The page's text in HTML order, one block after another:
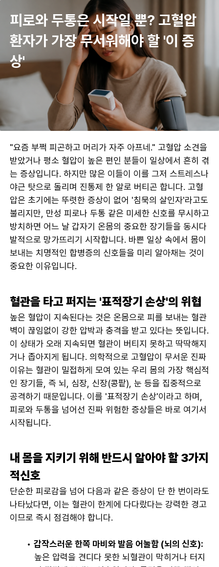
피로와 두통은 시작일 뿐? 고혈압
환자가 가장 무서워해야 할 '이 증
상'
"요즘 부쩍 피곤하고 머리가 자주 아프네." 고혈압 소견을
받았거나 평소 혈압이 높은 편인 분들이 일상에서 흔히 겪
는 증상입니다. 하지만 많은 이들이 이를 그저 스트레스나
야근 탓으로 돌리며 진통제 한 알로 버티곤 합니다. 고혈
압은 초기에는 뚜렷한 증상이 없어 '침묵의 살인자'라고도
불리지만, 만성 피로나 두통 같은 미세한 신호를 무시하고
방치하면 어느 날 갑자기 온몸의 중요한 장기들을 동시다
발적으로 망가뜨리기 시작합니다. 바쁜 일상 속에서 몸이
보내는 치명적인 합병증의 신호들을 미리 알아채는 것이
중요한 이유입니다.
혈관을 타고 퍼지는 '표적장기 손상'의 위협
높은 혈압이 지속된다는 것은 온몸으로 피를 보내는 혈관
벽이 끊임없이 강한 압박과 충격을 받고 있다는 뜻입니다.
이 상태가 오래 지속되면 혈관이 버티지 못하고 딱딱해지
거나 좁아지게 됩니다. 의학적으로 고혈압이 무서운 진짜
이유는 혈관이 밀접하게 모여 있는 우리 몸의 가장 핵심적
인 장기들, 즉 뇌, 심장, 신장(콩팥), 눈 등을 집중적으로
공격하기 때문입니다. 이를 '표적장기 손상'이라고 하며,
피로와 두통을 넘어선 진짜 위험한 증상들은 바로 여기서
시작됩니다.
내 몸을 지키기 위해 반드시 알아야 할 3가지
적신호
단순한 피로감을 넘어 다음과 같은 증상이 단 한 번이라도
나타났다면, 이는 혈관이 한계에 다다랐다는 강력한 경고
이므로 즉시 점검해야 합니다.
갑작스러운 한쪽 마비와 발음 어눌함 (뇌의 신호):
높은 압력을 견디다 못한 뇌혈관이 막히거나 터지
건강·생활 정보, 건강매거진 | 굿닥